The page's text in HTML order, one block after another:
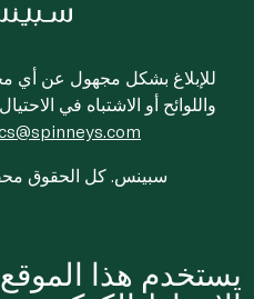
للإبلاغ بشكل مجهول عن أي
واللوائح أو الاشتباه في
© 2020-2026 سبينس. كل
يستخدم هذا